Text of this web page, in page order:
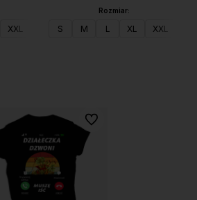
XXL
Rozmiar:
S M L XL XXL
Do ulubionych